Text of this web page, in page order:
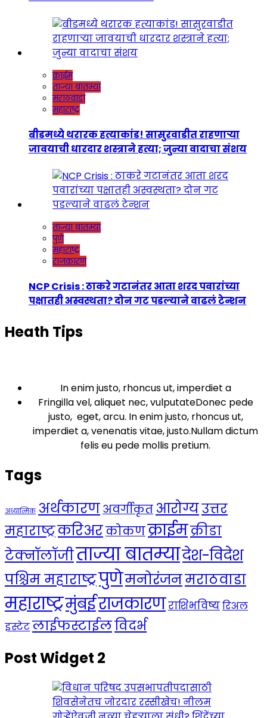
क्राईम
ताज्या बातम्या
मराठवाडा
महाराष्ट्र
बीडमध्ये थरारक हत्याकांड! सासुरवाडीत राहणाऱ्या
जावयाची धारदार शस्त्राने हत्या; जुन्या वादाचा संशय
ताज्या बातम्या
पुणे
महाराष्ट्र
राजकारण
NCP Crisis : ठाकरे गटानंतर आता शरद पवारांच्या
पक्षातही अस्वस्थता? दोन गट पडल्याने वाढलं टेन्शन
Heath Tips
In enim justo, rhoncus ut, imperdiet a
Fringilla vel, aliquet nec, vulputateDonec pede
justo, eget, arcu. In enim justo, rhoncus ut,
imperdiet a, venenatis vitae, justo.Nullam dictum
felis eu pede mollis pretium.
Tags
अध्यात्मिक अर्थकारणअवर्गीकृत आरोग्यउत्तर
महाराष्ट्रकरिअरकोकणक्राईमक्रीडा
टेक्नॉलॉजीताज्या बातम्यादेश-विदेश
पश्चिम महाराष्ट्रपुणेमनोरंजनमराठवाडा
महाराष्ट्रमुंबईराजकारणराशिभविष्यरिअल
इस्टेटलाईफस्टाईलविदर्भ
Post Widget 2